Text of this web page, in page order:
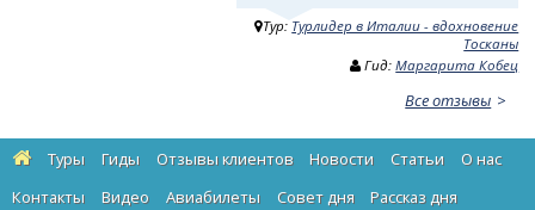
Тур: Турлидер в Италии - вдохновение
Тосканы
Гид:Маргарита Кобец
Все отзывы
Туры Гиды Отзывы клиентов Новости Статьи
О нас
Контакты
Видео Авиабилеты Cовет дня Рассказ дня